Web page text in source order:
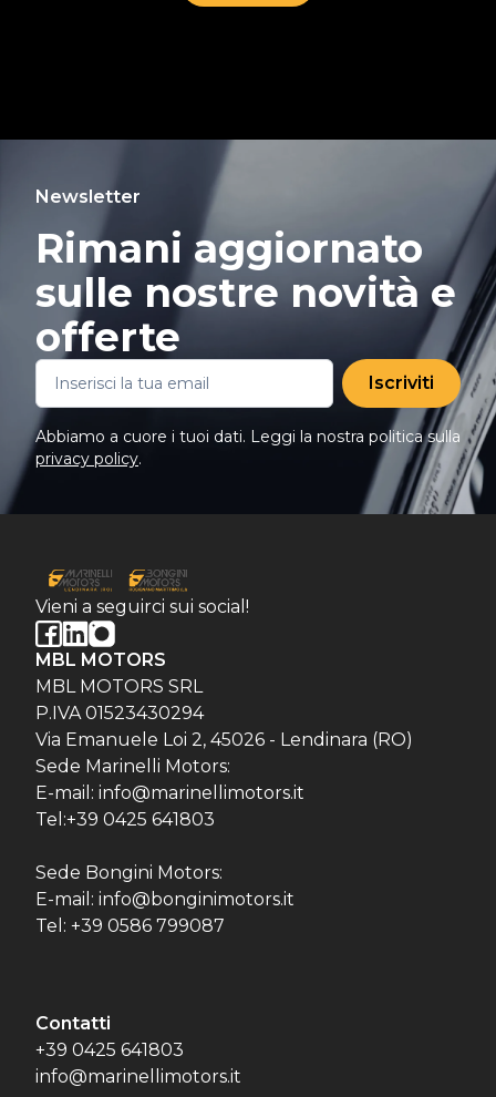
Newsletter
Rimani aggiornato
sulle nostre novità e
offerte
Iscriviti
Abbiamo a cuore i tuoi dati. Leggi la nostra politica sulla
privacy policy.
Vieni a seguirci sui social!
MBL MOTORS
MBL MOTORS SRL
P.IVA 01523430294
Via Emanuele Loi 2, 45026 - Lendinara (RO)
Sede Marinelli Motors:
E-mail: info@marinellimotors.it
Tel:+39 0425 641803
Sede Bongini Motors:
E-mail: info@bonginimotors.it
Tel: +39 0586 799087
Contatti
+39 0425 641803
info@marinellimotors.it